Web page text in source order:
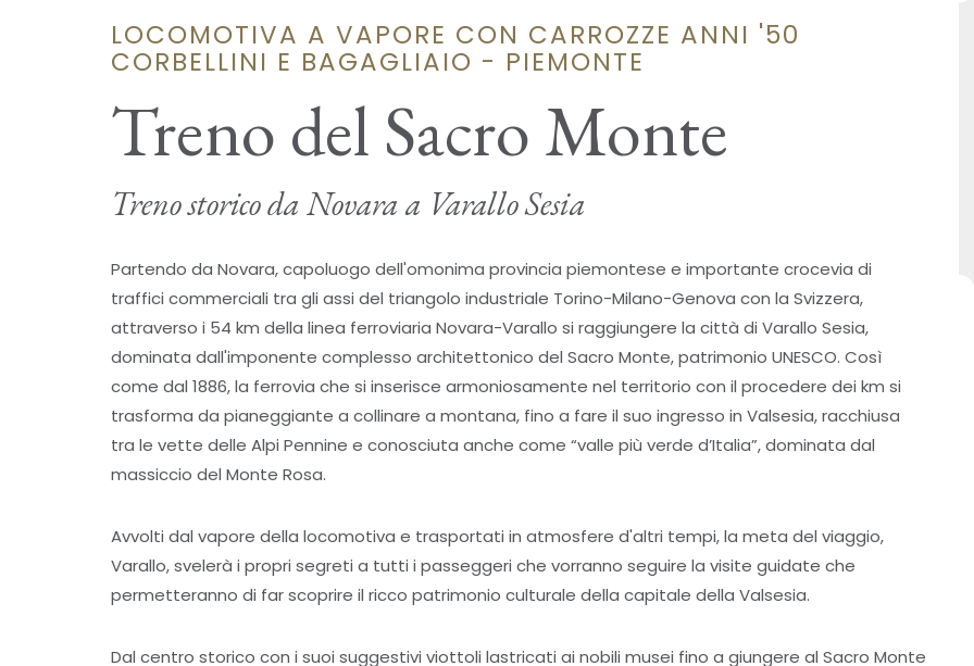
LOCOMOTIVA A VAPORE CON CARROZZE ANNI '50
CORBELLINI E BAGAGLIAIO - PIEMONTE
Treno del Sacro Monte
Treno storico da Novara a Varallo Sesia
Partendo da Novara, capoluogo dell'omonima provincia piemontese e importante crocevia di
traffici commerciali tra gli assi del triangolo industriale Torino-Milano-Genova con la Svizzera,
attraverso i 54 km della linea ferroviaria Novara-Varallo si raggiungere la città di Varallo Sesia,
dominata dall'imponente complesso architettonico del Sacro Monte, patrimonio UNESCO. Così
come dal 1886, la ferrovia che si inserisce armoniosamente nel territorio con il procedere dei km si
trasforma da pianeggiante a collinare a montana, fino a fare il suo ingresso in Valsesia, racchiusa
tra le vette delle Alpi Pennine e conosciuta anche come “valle più verde d’Italia”, dominata dal
massiccio del Monte Rosa.
Avvolti dal vapore della locomotiva e trasportati in atmosfere d'altri tempi, la meta del viaggio,
Varallo, svelerà i propri segreti a tutti i passeggeri che vorranno seguire la visite guidate che
permetteranno di far scoprire il ricco patrimonio culturale della capitale della Valsesia.
Dal centro storico con i suoi suggestivi viottoli lastricati ai nobili musei fino a giungere al Sacro Monte